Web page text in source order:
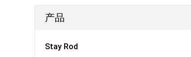
产品
Stay Rod